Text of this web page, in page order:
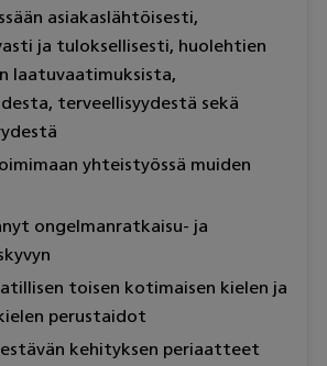
asiakaslähtöisesti,
ja tuloksellisesti, huolehtien
laatuvaatimuksista,
terveellisyydestä sekä
yhteistyössä muiden
ongelmanratkaisu- ja
toisen kotimaisen kielen ja
perustaidot
kehityksen periaatteet